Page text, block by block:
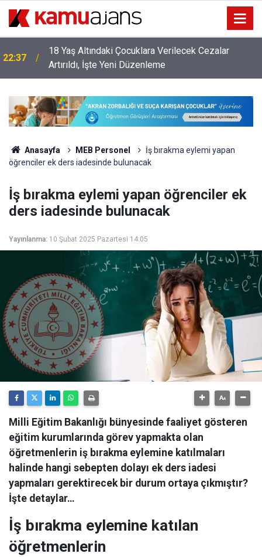
22:37
18 Yaş Altındaki Çocuklara Verilecek Cezalar
Artırıldı, İşte Yeni Düzenleme
Anasayfa MEB Personel
İş bırakma eylemi yapan
öğrenciler ek ders iadesinde bulunacak
İş bırakma eylemi yapan öğrenciler ek
ders iadesinde bulunacak
Yayınlanma: 10 Şubat 2025 Pazartesi 14:05
Milli Eğitim Bakanlığı bünyesinde faaliyet gösteren
eğitim kurumlarında görev yapmakta olan
öğretmenlerin iş bırakma eylemine katılmaları
halinde hangi sebepten dolayı ek ders iadesi
yapmaları gerektirecek bir durum ortaya çıkmıştır?
İşte detaylar…
İş bırakma eylemine katılan
öğretmenlerin